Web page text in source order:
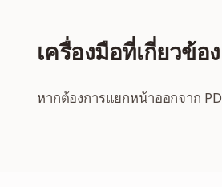
เครื่องมือที่เกี่ยวข้อง
หากต้องการแยกหน้าออกจาก